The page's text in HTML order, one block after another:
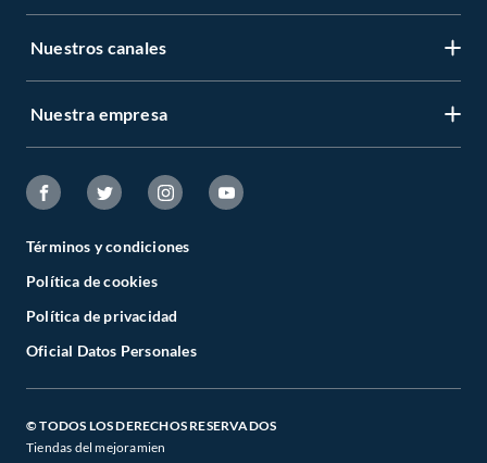
Nuestros canales
Nuestra empresa
Términos y condiciones
Política de cookies
Política de privacidad
Oficial Datos Personales
© TODOS LOS DERECHOS RESERVADOS
Tiendas del mejoramien